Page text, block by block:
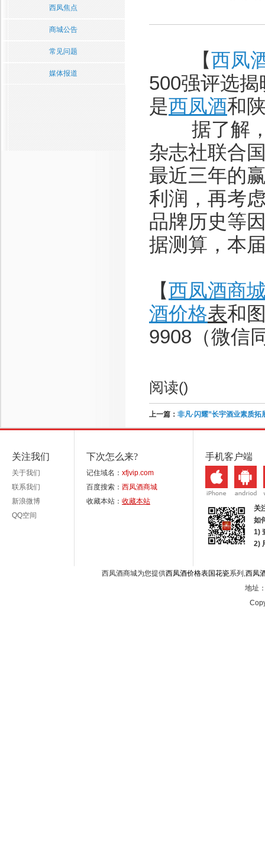
西凤焦点
商城公告
常见问题
媒体报道
【西凤
500强评选
是西凤酒和
据了解，
杂志社联合
最近三年的
利润，再考
品牌历史等
据测算，本
【西凤酒商
酒价格表和
9908（微信
阅读()
上一篇： 非凡·闪耀”长宇酒业素质拓
关注我们
关于我们
联系我们
新浪微博
QQ空间
下次怎么来?
记住域名： xfjvip.com
百度搜索： 西凤酒商城
收藏本站： 收藏本站
手机客户端
关
如
1)
2)
西凤酒商城为您提供西凤酒价格表国花瓷系列,西凤
地址